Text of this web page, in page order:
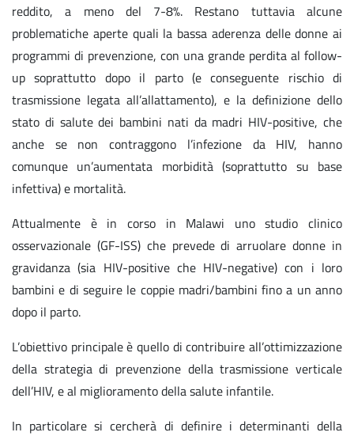
reddito, a meno del 7-8%. Restano tuttavia alcune
problematiche aperte quali la bassa aderenza delle donne ai
programmi di prevenzione, con una grande perdita al follow-
up soprattutto dopo il parto (e conseguente rischio di
trasmissione legata all’allattamento), e la definizione dello
stato di salute dei bambini nati da madri HIV-positive, che
anche se non contraggono l’infezione da HIV, hanno
comunque un’aumentata morbidità (soprattutto su base
infettiva) e mortalità.
Attualmente è in corso in Malawi uno studio clinico
osservazionale (GF-ISS) che prevede di arruolare donne in
gravidanza (sia HIV-positive che HIV-negative) con i loro
bambini e di seguire le coppie madri/bambini fino a un anno
dopo il parto.
L’obiettivo principale è quello di contribuire all’ottimizzazione
della strategia di prevenzione della trasmissione verticale
dell’HIV, e al miglioramento della salute infantile.
In particolare si cercherà di definire i determinanti della